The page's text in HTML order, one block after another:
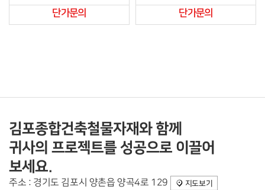
단가문의 단가문의
김포종합건축철물자재와 함께
귀사의 프로젝트를 성공으로 이끌어
보세요.
주소 : 경기도 김포시 양촌읍 양곡4로 129 지도보기